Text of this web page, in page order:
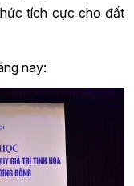
tích cực cho đất
nay: